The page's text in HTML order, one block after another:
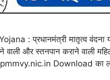
: प्रधानमंत्री मातृत्व वंदना
वाली और स्तनपान कराने वाली
pmmvy.nic.in Download का